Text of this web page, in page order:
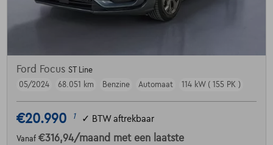
Ford Focus ST Line
05/2024
68.051 km Benzine Automaat 114 kW ( 155 PK )
€20.990 1 ✓ BTW aftrekbaar
Vanaf €316,94/maand met een laatste